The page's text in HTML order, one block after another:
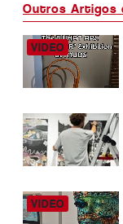
Outros Artigos